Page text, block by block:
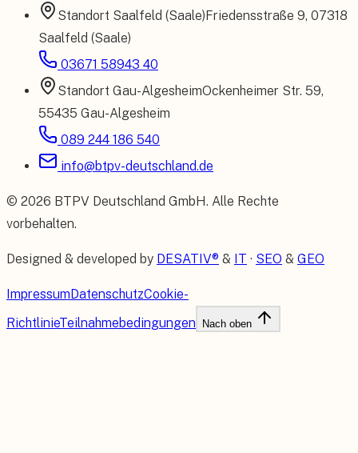
Standort Saalfeld (Saale)Friedensstraße 9, 07318
Saalfeld (Saale)
03671 58943 40
Standort Gau-AlgesheimOckenheimer Str. 59,
55435 Gau-Algesheim
089 244 186 540
info@btpv-deutschland.de
© 2026 BTPV Deutschland GmbH. Alle Rechte
vorbehalten.
Designed & developed by DESATIV® & IT · SEO & GEO
ImpressumDatenschutzCookie-
RichtlinieTeilnahmebedingungen Nach oben